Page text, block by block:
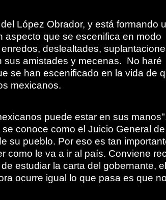
López Obrador, y está formando
aspecto que se escenifica en modo
deslealtades,
sus amistades y mecenas. No haré
se han escenificado en la vida de
mexicanos.
puede estar en sus
conoce como el Juicio General
su pueblo. Por eso es tan
como le va a ir al país. Conviene
estudiar la carta del gobernante, el
ocurre igual lo que pasa es que